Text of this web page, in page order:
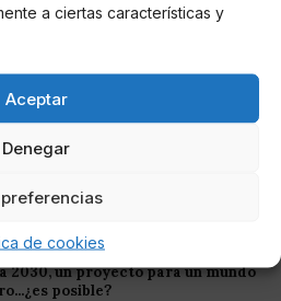
a ciertas características y
Aceptar
Denegar
de cookies
2030, un proyecto para un mundo
posible?